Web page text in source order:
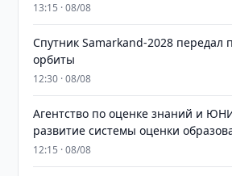
13:15 · 08/08
Спутник Samarkand-2028 передал
орбиты
12:30 · 08/08
Агентство по оценке знаний и
развитие системы оценки
12:15 · 08/08